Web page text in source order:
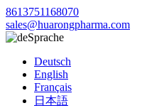
8613751168070
sales@huarongpharma.com
Sprache
Deutsch
English
Français
日本語